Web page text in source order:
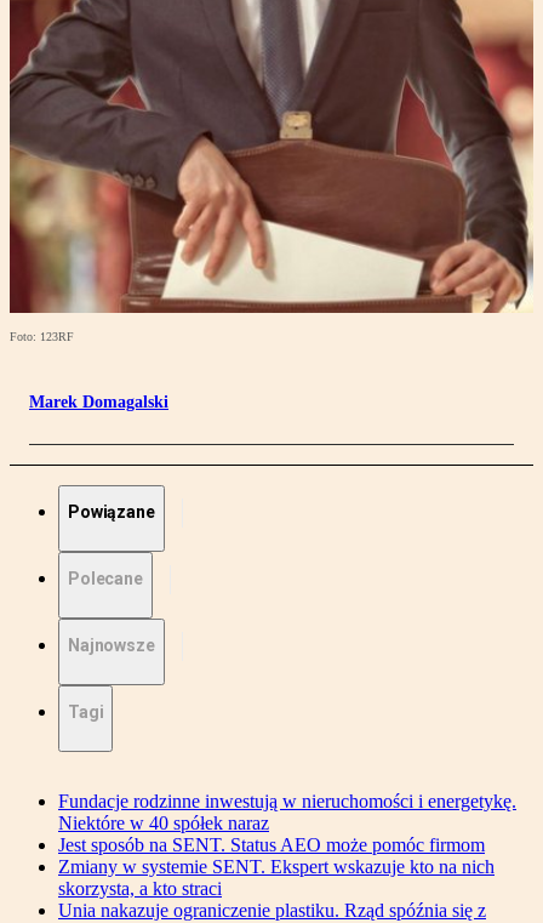
Foto: 123RF
Marek Domagalski
Powiązane
Polecane
Najnowsze
Tagi
Fundacje rodzinne inwestują w nieruchomości i energetykę.
Niektóre w 40 spółek naraz
Jest sposób na SENT. Status AEO może pomóc firmom
Zmiany w systemie SENT. Ekspert wskazuje kto na nich
skorzysta, a kto straci
Unia nakazuje ograniczenie plastiku. Rząd spóźnia się z